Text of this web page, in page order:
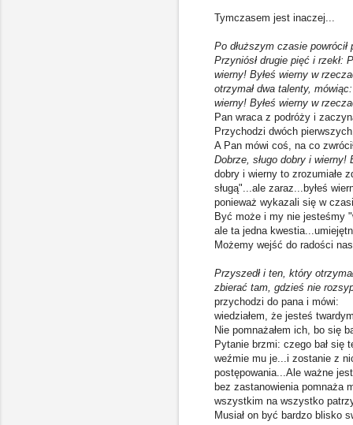
Tymczasem jest inaczej...
Po dłuższym czasie
Przyniósł drugie pięć i rzekł:
wierny! Byłeś wierny w
otrzymał dwa talenty,
wierny! Byłeś wierny w
Pan wraca z podróży i
Przychodzi dwóch
A Pan mówi coś, na co
Dobrze, sługo dobry i
dobry i wierny to zrozumiałe
sługą"...ale zaraz...byłeś
ponieważ wykazali się w
Być może i my nie jesteśmy
ale ta jedna
Możemy wejść do radości
Przyszedł i ten, który
zbierać tam, gdzieś nie
przychodzi do pana i mówi:
wiedziałem, że jesteś
Nie pomnażałem ich, bo się
Pytanie brzmi: czego bał się
weźmie mu je...i zostanie z
postępowania...Ale ważne
bez zastanowienia pomnaża
wszystkim na wszystko
Musiał on być bardzo blisko